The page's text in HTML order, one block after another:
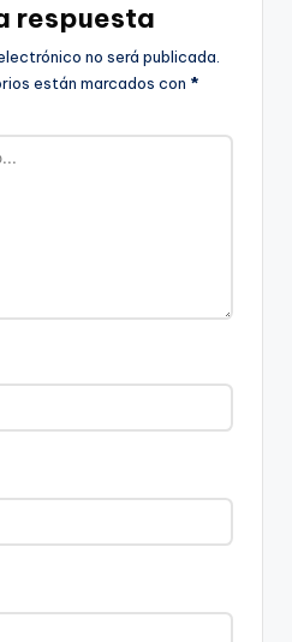
respuesta
no será publicada.
están marcados con *